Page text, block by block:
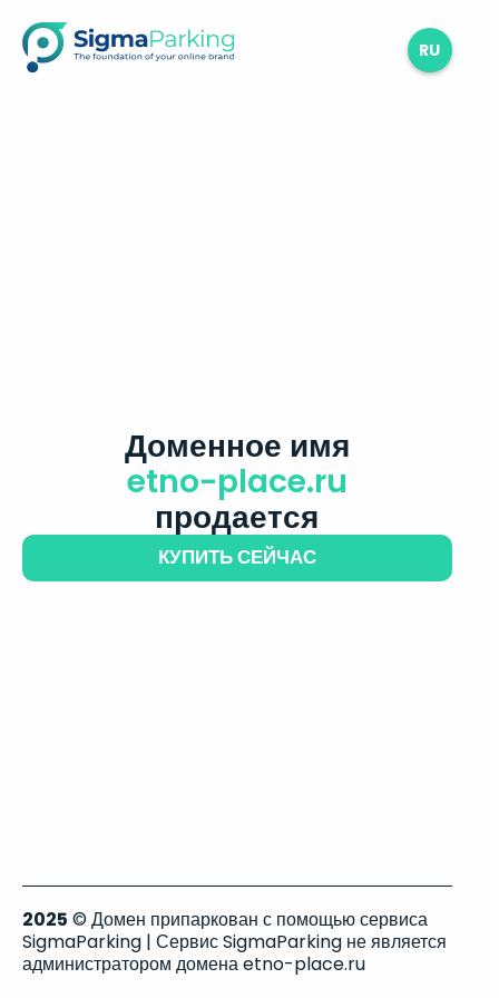
RU
Доменное имя
etno-place.ru
продается
КУПИТЬ СЕЙЧАС
2025 © Домен припаркован с помощью сервиса
SigmaParking | Сервис SigmaParking не является
администратором домена etno-place.ru